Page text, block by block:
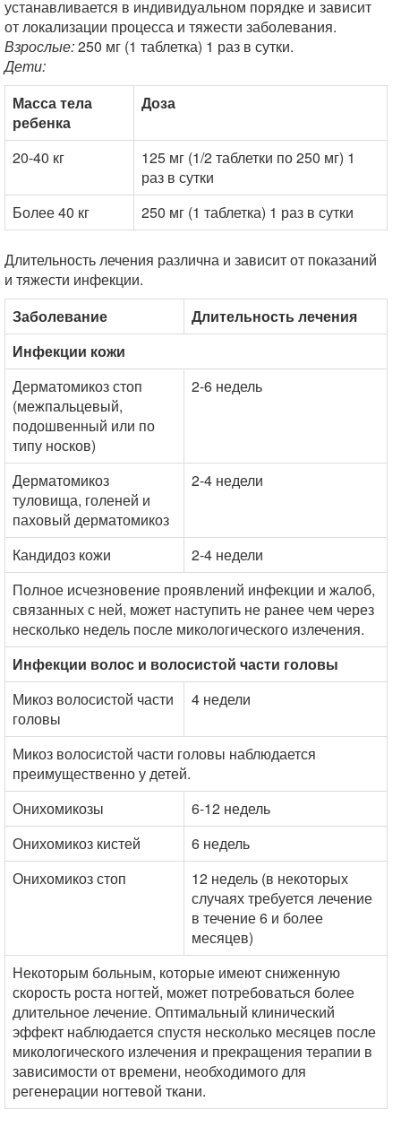
устанавливается в индивидуальном порядке и зависит
от локализации процесса и тяжести заболевания.
Взрослые:250 мг (1 таблетка) 1 раз в сутки.
Дети:
Масса тела
ребенка
Доза
20-40 кг
125 мг (1/2 таблетки по 250 мг) 1
раз в сутки
Более 40 кг
250 мг (1 таблетка) 1 раз в сутки
Длительность лечения различна и зависит от показаний
и тяжести инфекции.
Заболевание
Длительность лечения
Инфекции кожи
Дерматомикоз стоп
(межпальцевый,
подошвенный или по
типу носков)
2-6 недель
Дерматомикоз
туловища, голеней и
паховый дерматомикоз
2-4 недели
Кандидоз кожи
2-4 недели
Полное исчезновение проявлений инфекции и жалоб,
связанных с ней, может наступить не ранее чем через
несколько недель после микологического излечения.
Инфекции волос и волосистой части головы
Микоз волосистой части
головы
4 недели
Микоз волосистой части головы наблюдается
преимущественно у детей.
Онихомикозы
6-12 недель
Онихомикоз кистей
6 недель
Онихомикоз стоп
12 недель (в некоторых
случаях требуется лечение
в течение 6 и более
месяцев)
Некоторым больным, которые имеют сниженную
скорость роста ногтей, может потребоваться более
длительное лечение. Оптимальный клинический
эффект наблюдается спустя несколько месяцев после
микологического излечения и прекращения терапии в
зависимости от времени, необходимого для
регенерации ногтевой ткани.